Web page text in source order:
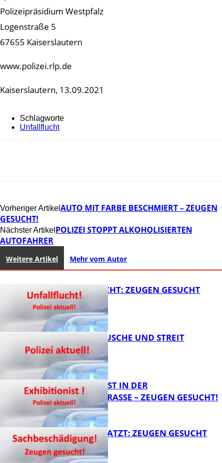
Polizeipräsidium Westpfalz
Logenstraße 5
67655 Kaiserslautern
www.polizei.rlp.de
Kaiserslautern, 13.09.2021
Schlagworte
Unfallflucht
Vorheriger Artikel AUTO MIT FARBE BESCHMIERT – ZEUGEN
GESUCHT!
Nächster Artikel POLIZEI STOPPT ALKOHOLISIERTEN
AUTOFAHRER
Weitere Artikel Mehr vom Autor
UNFALLFLUCHT: ZEUGEN GESUCHT
KNALLGERÄUSCHE UND STREIT
EXHIBITIONIST IN DER
VELMANNSTRASSE – ZEUGEN GESUCHT!
AUTO ZERKRATZT: ZEUGEN GESUCHT